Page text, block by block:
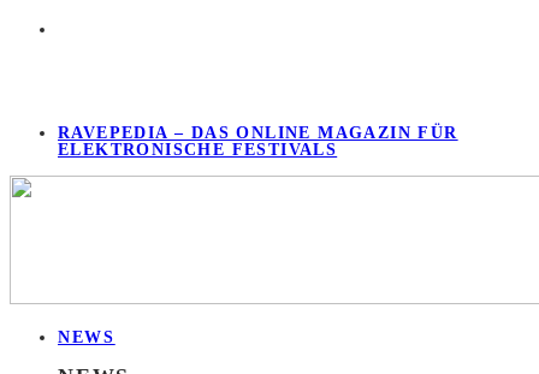
RAVEPEDIA – DAS ONLINE MAGAZIN FÜR
ELEKTRONISCHE FESTIVALS
NEWS